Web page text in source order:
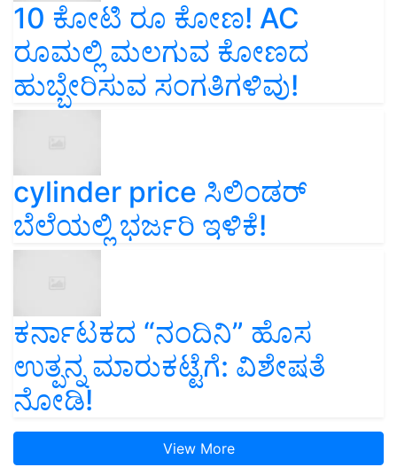
10 ಕೋಟಿ ರೂ ಕೋಣ! AC
ರೂಮಲ್ಲಿ ಮಲಗುವ ಕೋಣದ
ಹುಬ್ಬೇರಿಸುವ ಸಂಗತಿಗಳಿವು!
cylinder price ಸಿಲಿಂಡರ್‌
ಬೆಲೆಯಲ್ಲಿ ಭರ್ಜರಿ ಇಳಿಕೆ!
ಕರ್ನಾಟಕದ “ನಂದಿನಿ” ಹೊಸ
ಉತ್ಪನ್ನ ಮಾರುಕಟ್ಟೆಗೆ: ವಿಶೇಷತೆ
ನೋಡಿ!
View More